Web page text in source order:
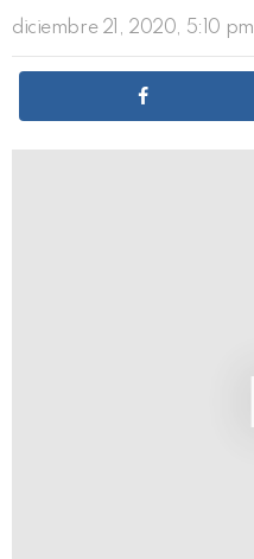
diciembre 21, 2020, 5:10 pm